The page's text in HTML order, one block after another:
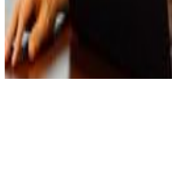
Descargo de responsabilidad:
Este
oficial de Make.com
Importante:Make no brinda soporte
Términos y condiciones